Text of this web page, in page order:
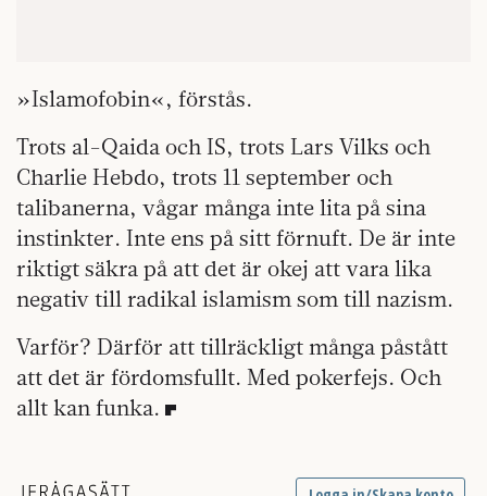
»Islamofobin«, förstås.
Trots al-Qaida och IS, trots Lars Vilks och
Charlie Hebdo, trots 11 september och
talibanerna, vågar många inte lita på sina
instinkter. Inte ens på sitt förnuft. De är inte
riktigt säkra på att det är okej att vara lika
negativ till radikal islamism som till nazism.
Varför? Därför att tillräckligt många påstått
att det är fördomsfullt. Med pokerfejs. Och
allt kan funka.